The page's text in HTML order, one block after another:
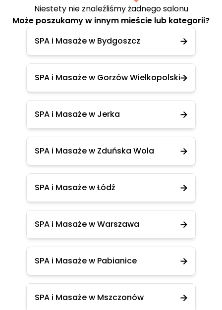
Niestety nie znaleźliśmy żadnego salonu
Może poszukamy w innym mieście lub kategorii?
SPA i Masaże w Bydgoszcz
SPA i Masaże w Gorzów Wielkopolski
SPA i Masaże w Jerka
SPA i Masaże w Zduńska Wola
SPA i Masaże w Łódź
SPA i Masaże w Warszawa
SPA i Masaże w Pabianice
SPA i Masaże w Mszczonów